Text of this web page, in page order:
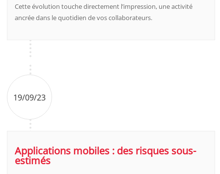
Cette évolution touche directement l’impression, une activité
ancrée dans le quotidien de vos collaborateurs.
19/09/23
Applications mobiles : des risques sous-
estimés